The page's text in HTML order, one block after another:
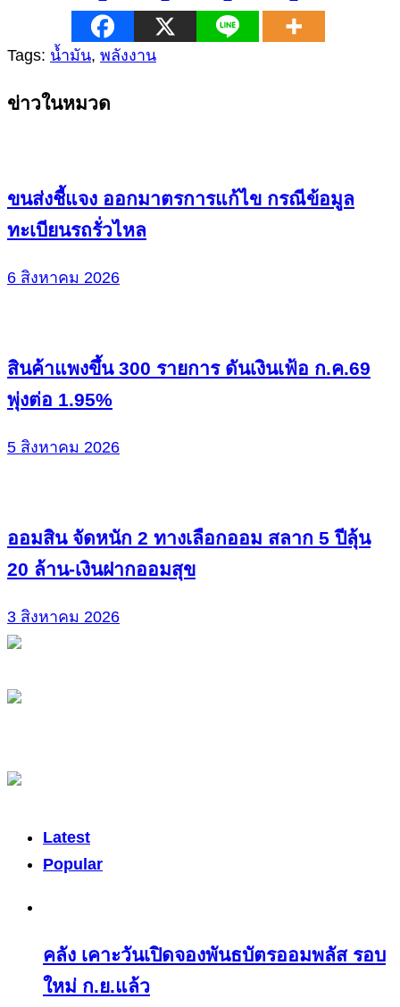
Tags: น้ำมัน, พลังงาน
Continue
ข่าวในหมวด
ขนส่งชี้แจง ออกมาตรการแก้ไข กรณีข้อมูล
ทะเบียนรถรั่วไหล
6 สิงหาคม 2026
สินค้าแพงขึ้น 300 รายการ ดันเงินเฟ้อ ก.ค.69
พุ่งต่อ 1.95%
5 สิงหาคม 2026
ออมสิน จัดหนัก 2 ทางเลือกออม สลาก 5 ปีลุ้น
20 ล้าน-เงินฝากออมสุข
3 สิงหาคม 2026
Latest
Popular
คลัง เคาะวันเปิดจองพันธบัตรออมพลัส รอบ
ใหม่ ก.ย.แล้ว